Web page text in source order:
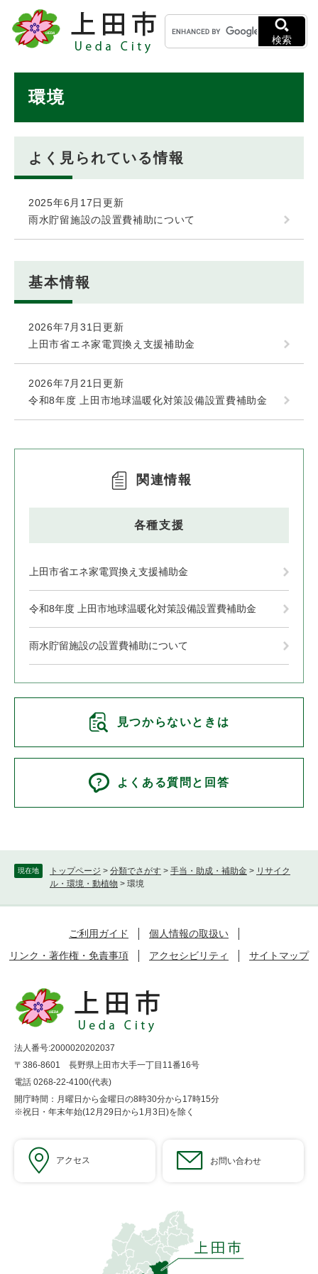
メニューを飛ばして本文へ
キ
ー
ワ
検索
現在地 トップページ > 分類でさがす > 手当・助成・補助金 > リサイク
ル・環境・動植物 > 環境
環境
よく見られている情報
2025年6月17日更新
雨水貯留施設の設置費補助について
基本情報
2026年7月31日更新
上田市省エネ家電買換え支援補助金
2026年7月21日更新
令和8年度 上田市地球温暖化対策設備設置費補助金
関連情報
各種支援
上田市省エネ家電買換え支援補助金
令和8年度 上田市地球温暖化対策設備設置費補助金
雨水貯留施設の設置費補助について
見つからないときは
よくある質問と回答
ご利用ガイド
個人情報の取扱い
リンク・著作権・免責事項
アクセシビリティ サイトマップ
法人番号:2000020202037
〒386-8601 長野県上田市大手一丁目11番16号
電話 0268-22-4100(代表)
開庁時間：月曜日から金曜日の8時30分から17時15分
※祝日・年末年始(12月29日から1月3日)を除く
アクセス お問い合わせ